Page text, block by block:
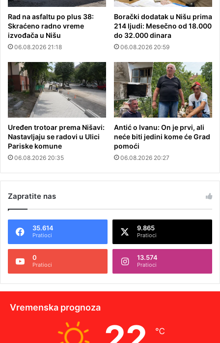
Rad na asfaltu po plus 38:
Skraćeno radno vreme
izvođača u Nišu
06.08.2026 21:18
Borački dodatak u Nišu prima
214 ljudi: Mesečno od 18.000
do 32.000 dinara
06.08.2026 20:59
Uređen trotoar prema Nišavi:
Nastavljaju se radovi u Ulici
Pariske komune
06.08.2026 20:35
Antić o Ivanu: On je prvi, ali
neće biti jedini kome će Grad
pomoći
06.08.2026 20:27
Zapratite nas
35.614
Pratioci
9.865
Pratioci
0
Pratioci
13.574
Pratioci
Vremenska prognoza
℃